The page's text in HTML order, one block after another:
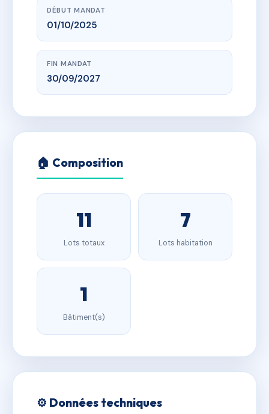
DÉBUT MANDAT
01/10/2025
FIN MANDAT
30/09/2027
🏠 Composition
11
Lots totaux
7
Lots habitation
1
Bâtiment(s)
⚙️ Données techniques